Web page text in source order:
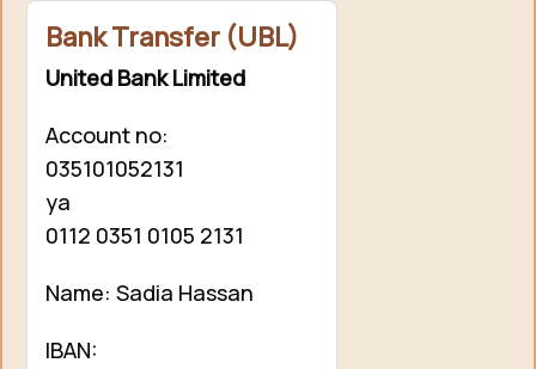
Bank Transfer (UBL)
United Bank Limited
Account no:
035101052131
ya
0112 0351 0105 2131
Name: Sadia Hassan
IBAN: